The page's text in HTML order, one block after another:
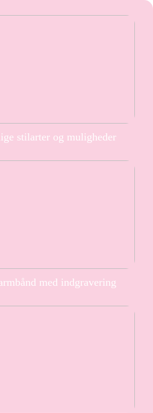
stilarter og muligheder
med indgravering